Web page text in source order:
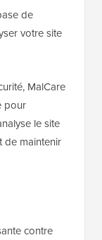
de
votre site
MalCare
pour
le site
de maintenir
contre